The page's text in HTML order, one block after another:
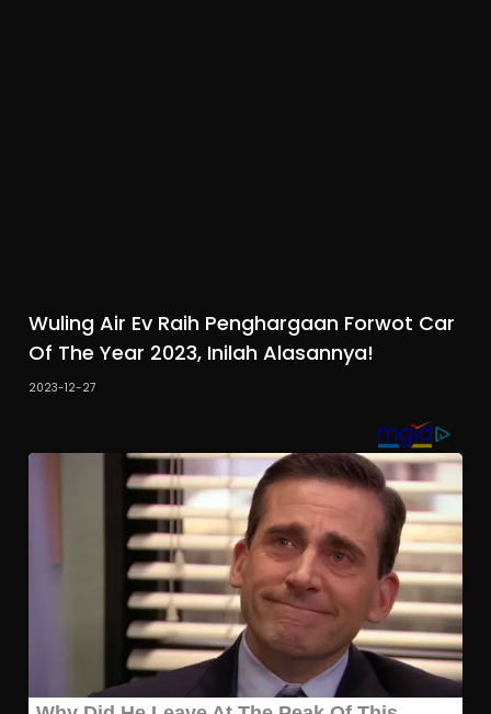
Wuling Air Ev Raih Penghargaan Forwot Car
Of The Year 2023, Inilah Alasannya!
2023-12-27